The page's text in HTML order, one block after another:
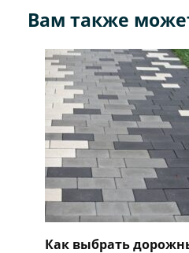
Вам также
Как выбрать